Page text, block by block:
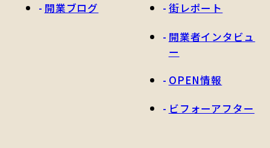
開業ブログ
街レポート
開業者インタビュ
ー
OPEN情報
ビフォーアフター